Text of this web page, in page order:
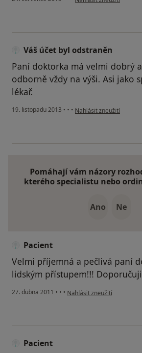
Váš účet byl odstraněn
Paní doktorka má velmi dobrý
odborně vždy na výši. Asi jako
lékař.
19. listopadu 2013 • • • podle názoru uživatele
Nahlásit zneužití
Pomáhají vám názory
kterého specialistu nebo
Ano Ne
Pacient
Velmi příjemná a pečlivá paní
lidským přístupem!!!
27. dubna 2011 • • • podle názoru uživatele
Nahlásit zneužití
Pacient